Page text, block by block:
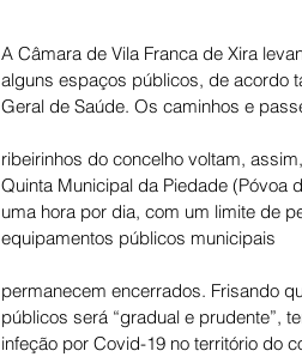
A Câmara de Vila Franca de Xira
alguns espaços públicos, de acordo
Geral de Saúde. Os caminhos e
ribeirinhos do concelho voltam,
Quinta Municipal da Piedade (Póvoa
uma hora por dia, com um limite de
equipamentos públicos municipais
permanecem encerrados. Frisando
públicos será “gradual e prudente”,
infeção por Covid-19 no território do